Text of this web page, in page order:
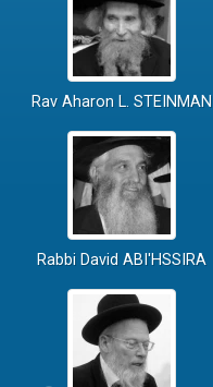
Rav Aharon L. STEINMAN
Rabbi David ABI'HSSIRA